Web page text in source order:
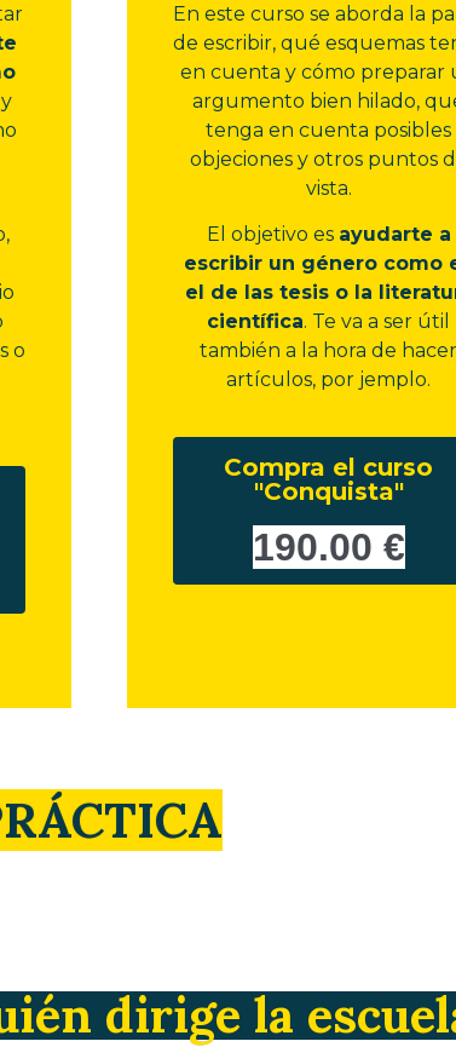
y
o
En este curso se aborda la
de escribir, qué esquemas
en cuenta y cómo preparar
argumento bien hilado,
tenga en cuenta posibles
objeciones y otros puntos
vista.
El objetivo es ayudarte a
escribir un género como
el de las tesis o la
científica. Te va a ser útil
también a la hora de hacer
artículos, por jemplo.
Compra el curso
"Conquista"
190.00 €
dirige la